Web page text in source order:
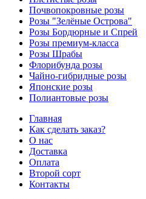
Почвопокровные розы
Розы "Зелёные Острова"
Розы Бордюрные и Спрей
Розы премиум-класса
Розы Шрабы
Флорибунда розы
Чайно-гибридные розы
Японские розы
Полиантовые розы
Главная
Как сделать заказ?
О нас
Доставка
Оплата
Второй сорт
Контакты